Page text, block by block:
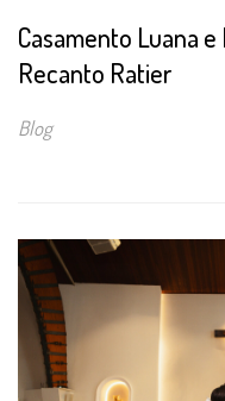
Casamento Luana
Recanto Ratier
Blog